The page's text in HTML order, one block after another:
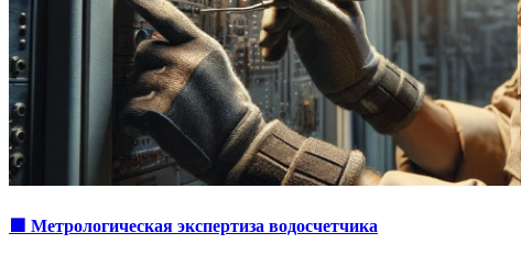
🟩 Метрологическая экспертиза водосчетчика